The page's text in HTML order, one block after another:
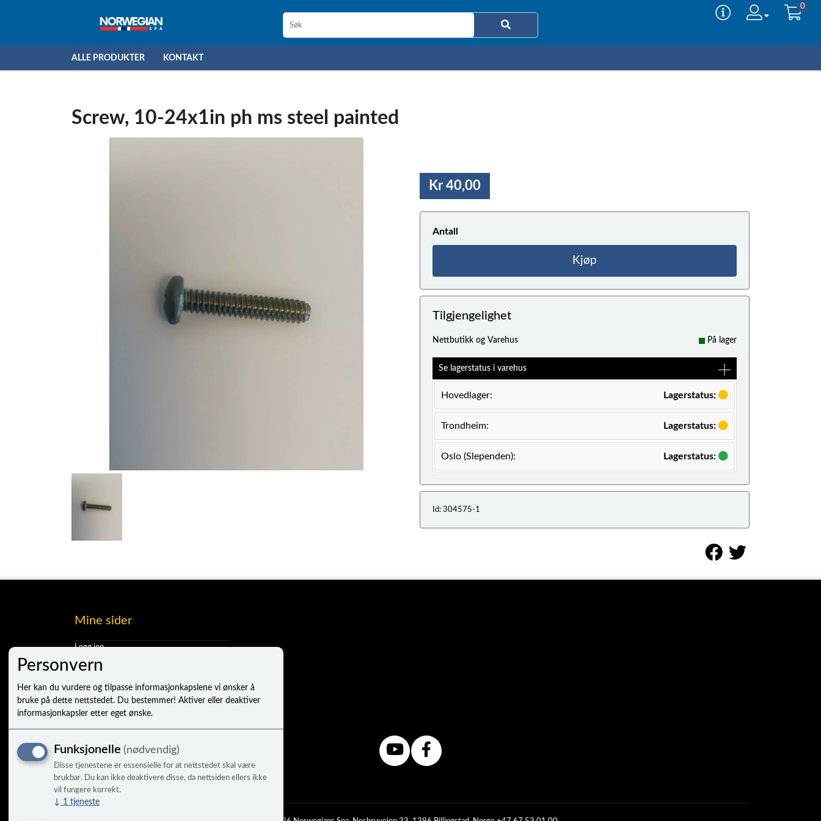
0
ALLE PRODUKTER KONTAKT
Screw, 10-24x1in ph ms steel painted
Kr 40,00
Antall
Kjøp
Tilgjengelighet
Nettbutikk og Varehus På lager
Se lagerstatus i varehus
Hovedlager: Lagerstatus:
Trondheim: Lagerstatus:
Oslo (Slependen): Lagerstatus:
Id: 304575-1
Mine sider
Logg inn
Vilkår
Personvernerklæring
Administrer cookies
Personvern
Her kan du vurdere og tilpasse informasjonkapslene vi ønsker å
bruke på dette nettstedet. Du bestemmer! Aktiver eller deaktiver
informasjonkapsler etter eget ønske.
Funksjonelle (nødvendig)
Disse tjenestene er essensielle for at nettstedet skal være
brukbar. Du kan ikke deaktivere disse, da nettsiden ellers ikke
vil fungere korrekt.
↓ 1 tjeneste